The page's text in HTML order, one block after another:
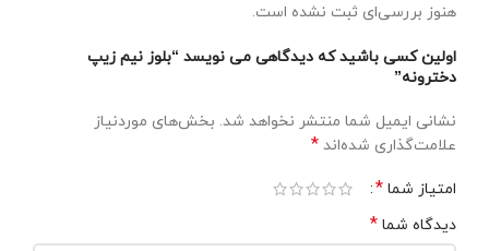
هنوز بررسی‌ای ثبت نشده است.
اولین کسی باشید که دیدگاهی می نویسد “بلوز نیم زیپ
دخترونه”
نشانی ایمیل شما منتشر نخواهد شد. بخش‌های موردنیاز
علامت‌گذاری شده‌اند *
امتیاز شما *
دیدگاه شما *